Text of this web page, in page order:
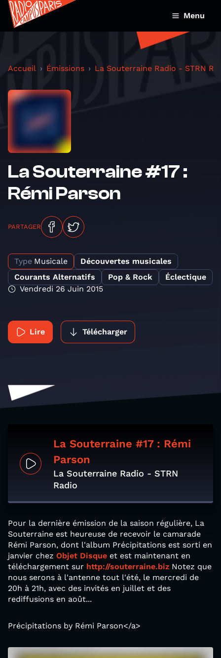
Menu
Accueil Émissions La Souterraine Radio - STRN
La Souterraine #17 :
Rémi Parson
PARTAGER
Type Musicale
Découvertes musicales
Courants Alternatifs
Pop & Rock
Éclectique
Vendredi 26 Juin 2015
Lire Télécharger
La Souterraine #17 : Rémi
Parson
La Souterraine Radio - STRN
Radio
Pour la dernière émission de la saison régulière, La
Souterraine est heureuse de recevoir le camarade
Rémi Parson, dont l'album Précipitations est sorti en
janvier chez Objet Disque et est maintenant en
téléchargement sur http://souterraine.biz Notez que
nous serons à l'antenne tout l'été, le mercredi de
20h à 21h, avec des invités en juillet et des
rediffusions en août...
Précipitations by Rémi Parson</a>